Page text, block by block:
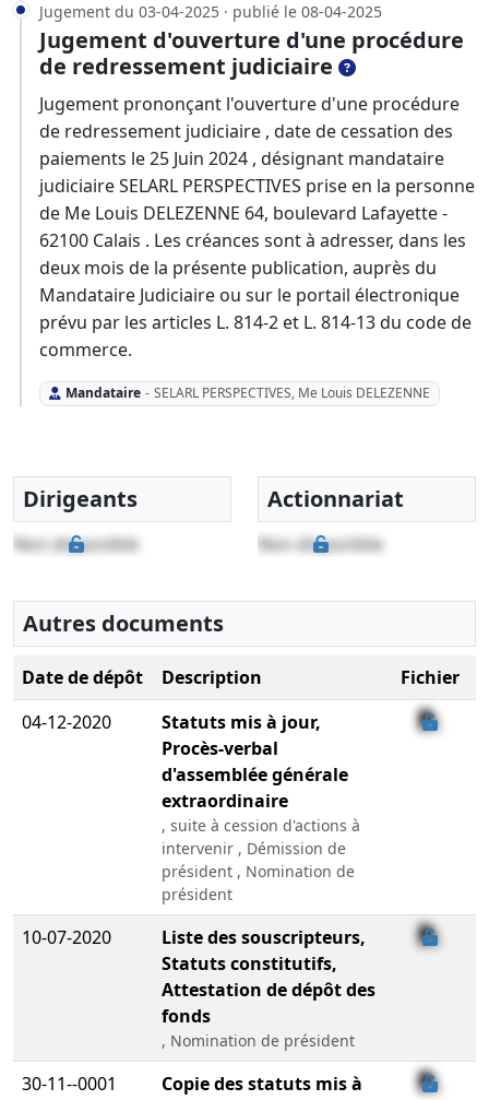
Jugement du 03-04-2025 · publié le 08-04-2025
Jugement d'ouverture d'une procédure
de redressement judiciaire
Jugement prononçant l'ouverture d'une procédure
de redressement judiciaire , date de cessation des
paiements le 25 Juin 2024 , désignant mandataire
judiciaire SELARL PERSPECTIVES prise en la personne
de Me Louis DELEZENNE 64, boulevard Lafayette -
62100 Calais . Les créances sont à adresser, dans les
deux mois de la présente publication, auprès du
Mandataire Judiciaire ou sur le portail électronique
prévu par les articles L. 814-2 et L. 814-13 du code de
commerce.
Mandataire - SELARL PERSPECTIVES, Me Louis DELEZENNE
Dirigeants
Non disponible
Actionnariat
Non disponible
Autres documents
Date de dépôt Description
Fichier
04-12-2020
Statuts mis à jour,
Procès-verbal
d'assemblée générale
extraordinaire
, suite à cession d'actions à
intervenir , Démission de
président , Nomination de
président
10-07-2020
Liste des souscripteurs,
Statuts constitutifs,
Attestation de dépôt des
fonds
, Nomination de président
30-11--0001
Copie des statuts mis à